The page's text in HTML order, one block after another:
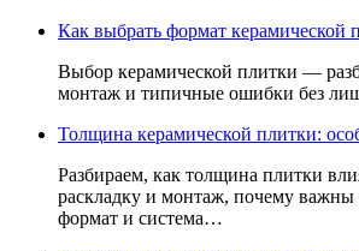
Как выбрать формат керамической
Выбор керамической плитки —
монтаж и типичные ошибки без
Толщина керамической плитки:
Разбираем, как толщина плитки
раскладку и монтаж, почему важны
формат и система…